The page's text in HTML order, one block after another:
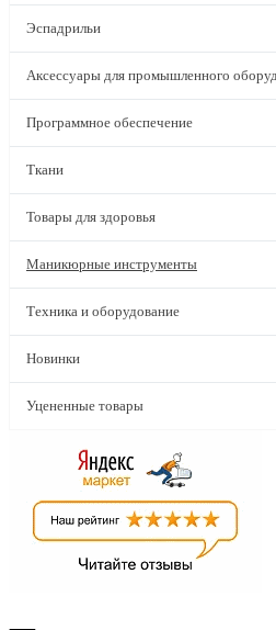
Эспадрильи
Аксессуары для промышленного
Программное обеспечение
Ткани
Товары для здоровья
Маникюрные инструменты
Техника и оборудование
Новинки
Уцененные товары